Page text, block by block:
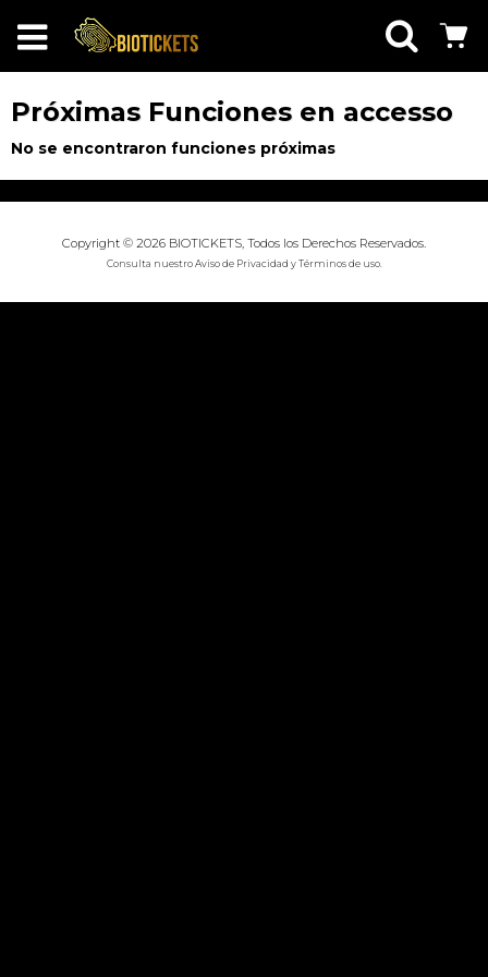
Próximas Funciones en accesso
No se encontraron funciones próximas
Copyright © 2026 BIOTICKETS, Todos los Derechos Reservados.
Consulta nuestroAviso de Privacidad yTérminos de uso.